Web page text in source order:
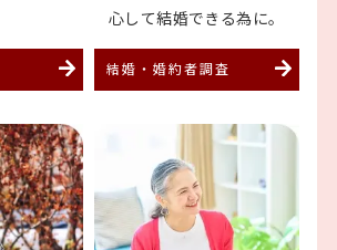
心して結婚できる為に。
結婚・婚約者調査